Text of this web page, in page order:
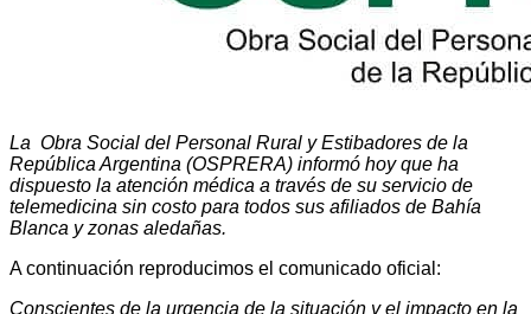
La Obra Social del Personal Rural y Estibadores de la
República Argentina (OSPRERA) informó hoy que ha
dispuesto la atención médica a través de su servicio de
telemedicina sin costo para todos sus afiliados de Bahía
Blanca y zonas aledañas.
A continuación reproducimos el comunicado oficial:
Conscientes de la urgencia de la situación y el impacto en la